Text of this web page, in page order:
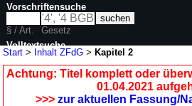
Start > Inhalt ZFdG >Kapitel 2
Achtung: Titel komplett oder
01.04.2021
>>> zur aktuellen Fassung/
Vorschriftensuche
§ / Art.
Gesetz
Volltextsuche
nur in ZFdG